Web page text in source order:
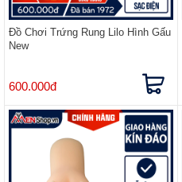
Đồ Chơi Trứng Rung Lilo Hình Gấu
New
600.000đ